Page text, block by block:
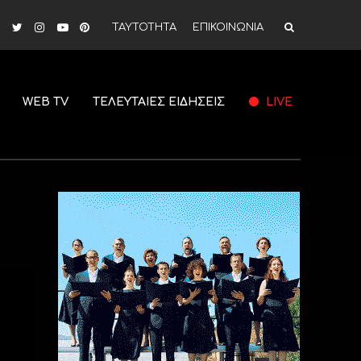
ΤΑΥΤΟΤΗΤΑ ΕΠΙΚΟΙΝΩΝΙΑ
WEB TV ΤΕΛΕΥΤΑΙΕΣ ΕΙΔΗΣΕΙΣ LIVE